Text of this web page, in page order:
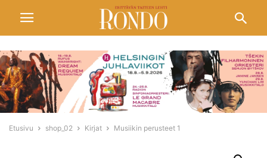
Etusivu shop_02 Kirjat Musiikin perusteet 1